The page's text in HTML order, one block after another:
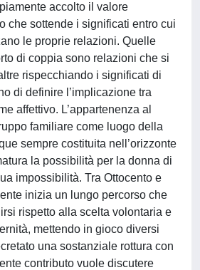
accolto il valore
che sottende i significati entro cui
le proprie relazioni. Quelle
di coppia sono relazioni che si
rispecchiando i significati di
di definire l’implicazione tra
affettivo. L’appartenenza al
familiare come luogo della
sempre costituita nell’orizzonte
la possibilità per la donna di
impossibilità. Tra Ottocento e
inizia un lungo percorso che
rispetto alla scelta volontaria e
mettendo in gioco diversi
una sostanziale rottura con
contributo vuole discutere